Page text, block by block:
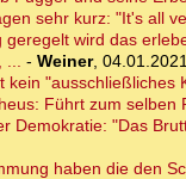
sehr kurz: "It's all
geregelt wird das
... - Weiner,
kein "ausschließliches
Führt zum selben
Demokratie: "Das
haben die den